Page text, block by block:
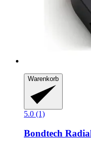
Warenkorb
5.0 (1)
Bondtech